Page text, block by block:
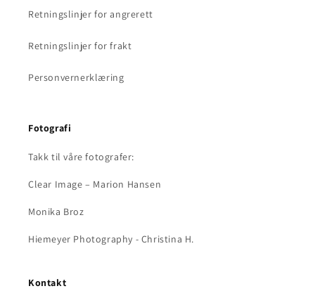
Retningslinjer for angrerett
Retningslinjer for frakt
Personvernerklæring
Fotografi
Takk til våre fotografer:
Clear Image – Marion Hansen
Monika Broz
Hiemeyer Photography - Christina H.
Kontakt